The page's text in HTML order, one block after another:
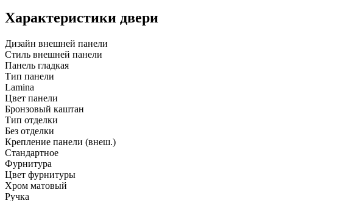
Характеристики двери
Дизайн внешней панели
Стиль внешней панели
Панель гладкая
Тип панели
Lamina
Цвет панели
Бронзовый каштан
Тип отделки
Без отделки
Крепление панели (внеш.)
Стандартное
Фурнитура
Цвет фурнитуры
Хром матовый
Ручка